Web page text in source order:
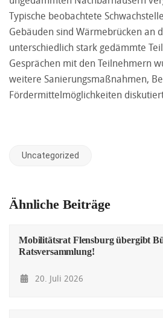
Typische beobachtete
Gebäuden sind Wärmebrücken an
unterschiedlich stark gedämmte
Gesprächen mit den Teilnehmern
weitere Sanierungsmaßnahmen,
Fördermittelmöglichkeiten
Uncategorized
Ähnliche Beiträge
Mobilitätsrat Flensburg übergibt
Ratsversammlung!
20. Juli 2026